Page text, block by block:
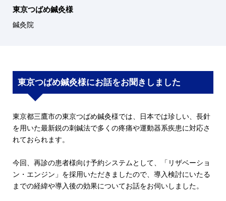
東京つばめ鍼灸様
鍼灸院
東京つばめ鍼灸様にお話をお聞きしました
東京都三鷹市の東京つばめ鍼灸様では、日本では珍しい、長針
を用いた最新鋭の刺鍼法で多くの疼痛や運動器系疾患に対応さ
れておられます。
今回、再診の患者様向け予約システムとして、「リザベーショ
ン・エンジン」を採用いただきましたので、導入検討にいたる
までの経緯や導入後の効果についてお話をお伺いしました。